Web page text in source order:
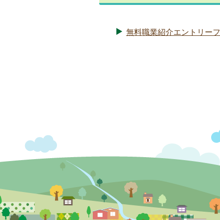
無料職業紹介エントリー